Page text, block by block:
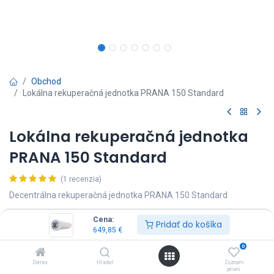
Cena:
649,85 € Pridať do košíka
Domov Hľadať
0
Zoznam
prianí
Obchod
Lokálna rekuperačná jednotka PRANA 150 Standard
Lokálna rekuperačná jednotka
PRANA 150 Standard
(1 recenzia)
Decentrálna rekuperačná jednotka PRANA 150 Standard
649,85€ Vrátane DPH